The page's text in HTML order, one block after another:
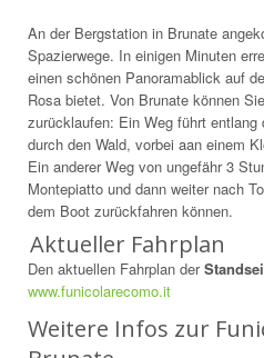
An der Bergstation in Brunate
Spazierwege. In einigen Minuten
einen schönen Panoramablick auf
Rosa bietet. Von Brunate können
zurücklaufen: Ein Weg führt
durch den Wald, vorbei aan einem
Ein anderer Weg von ungefähr 3
Montepiatto und dann weiter nach
dem Boot zurückfahren können.
Aktueller Fahrplan
Den aktuellen Fahrplan der
www.funicolarecomo.it
Weitere Infos zur